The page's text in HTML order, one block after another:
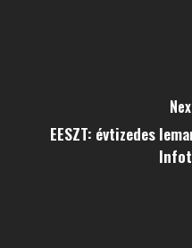
EESZT: évtizedes